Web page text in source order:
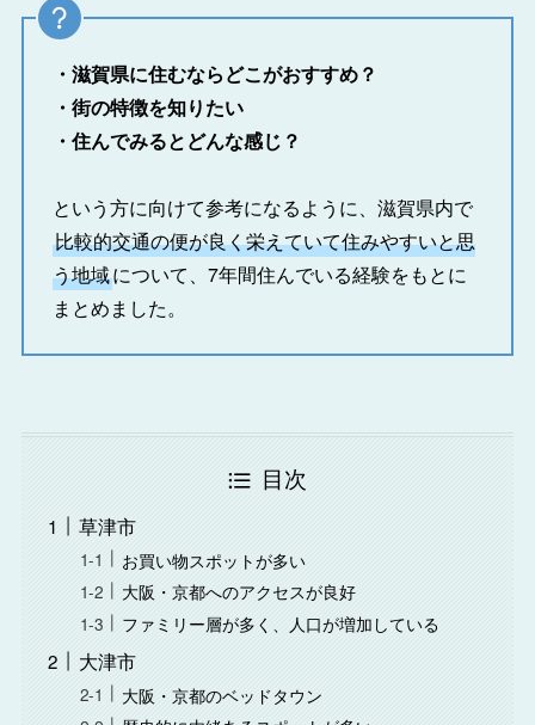
・滋賀県に住むならどこがおすすめ？
・街の特徴を知りたい
・住んでみるとどんな感じ？
という方に向けて参考になるように、滋賀県内で
比較的交通の便が良く栄えていて住みやすいと思
う地域について、7年間住んでいる経験をもとに
まとめました。
目次
草津市
お買い物スポットが多い
大阪・京都へのアクセスが良好
ファミリー層が多く、人口が増加している
大津市
大阪・京都のベッドタウン